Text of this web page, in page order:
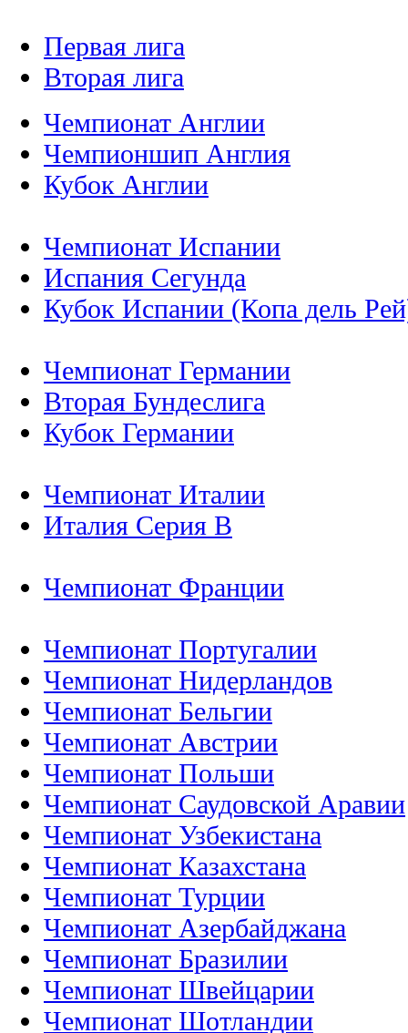
Первая лига
Вторая лига
Чемпионат Англии
Чемпионшип Англия
Кубок Англии
Чемпионат Испании
Испания Сегунда
Кубок Испании (Копа дель
Чемпионат Германии
Вторая Бундеслига
Кубок Германии
Чемпионат Италии
Италия Серия B
Чемпионат Франции
Чемпионат Португалии
Чемпионат Нидерландов
Чемпионат Бельгии
Чемпионат Австрии
Чемпионат Польши
Чемпионат Саудовской Аравии
Чемпионат Узбекистана
Чемпионат Казахстана
Чемпионат Турции
Чемпионат Азербайджана
Чемпионат Бразилии
Чемпионат Швейцарии
Чемпионат Шотландии